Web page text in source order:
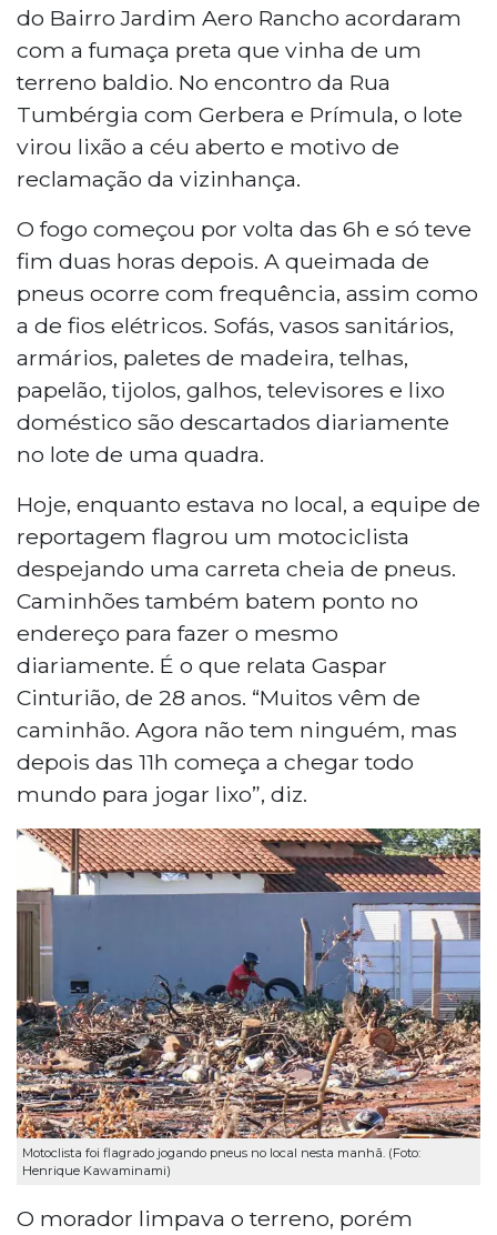
do Bairro Jardim Aero Rancho acordaram
com a fumaça preta que vinha de um
terreno baldio. No encontro da Rua
Tumbérgia com Gerbera e Prímula, o lote
virou lixão a céu aberto e motivo de
reclamação da vizinhança.
O fogo começou por volta das 6h e só teve
fim duas horas depois. A queimada de
pneus ocorre com frequência, assim como
a de fios elétricos. Sofás, vasos sanitários,
armários, paletes de madeira, telhas,
papelão, tijolos, galhos, televisores e lixo
doméstico são descartados diariamente
no lote de uma quadra.
Hoje, enquanto estava no local, a equipe de
reportagem flagrou um motociclista
despejando uma carreta cheia de pneus.
Caminhões também batem ponto no
endereço para fazer o mesmo
diariamente. É o que relata Gaspar
Cinturião, de 28 anos. “Muitos vêm de
caminhão. Agora não tem ninguém, mas
depois das 11h começa a chegar todo
mundo para jogar lixo”, diz.
Motoclista foi flagrado jogando pneus no local nesta manhã. (Foto:
Henrique Kawaminami)
O morador limpava o terreno, porém